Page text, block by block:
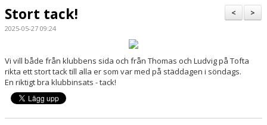
DOKUMENT
MATCHER
BILDGALLERI
>
<
Stort tack!
2025-05-27 09:24
Vi vill både från klubbens sida och från Thomas och Ludvig på Tofta
rikta ett stort tack till alla er som var med på städdagen i söndags.
En riktigt bra klubbinsats - tack!